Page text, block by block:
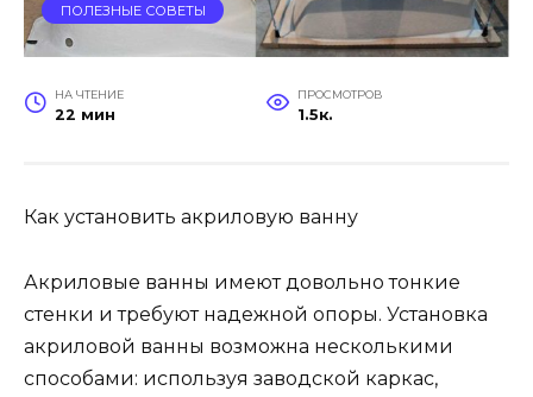
ПОЛЕЗНЫЕ СОВЕТЫ
НА ЧТЕНИЕ
22 мин
ПРОСМОТРОВ
1.5к.
Как установить акриловую ванну
Акриловые ванны имеют довольно тонкие
стенки и требуют надежной опоры. Установка
акриловой ванны возможна несколькими
способами: используя заводской каркас,